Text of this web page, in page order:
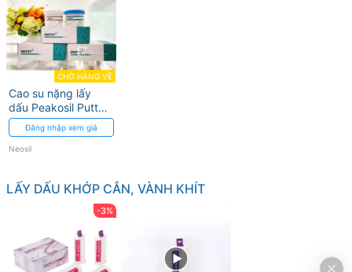
CHỜ HÀNG VỀ
Cao su nặng lấy
dấu Peakosil Putty
NeosilĐăng nhập xem giá
Neosil
LẤY DẤU KHỚP CẮN, VÀNH KHÍT
-3%